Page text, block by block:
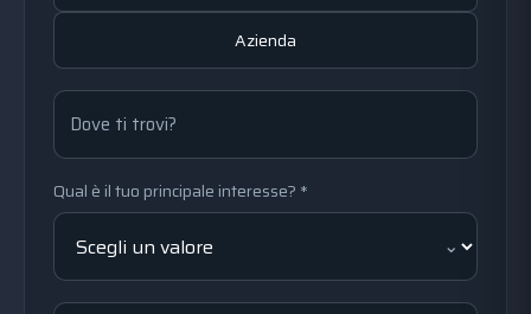
Azienda
Dove ti trovi?
Qual è il tuo principale interesse? *